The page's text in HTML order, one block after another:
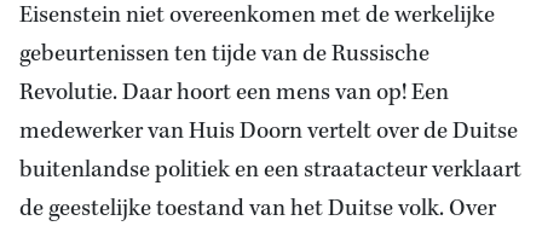
Eisenstein niet overeenkomen met de werkelijke
gebeurtenissen ten tijde van de Russische
Revolutie. Daar hoort een mens van op! Een
medewerker van Huis Doorn vertelt over de Duitse
buitenlandse politiek en een straatacteur verklaart
de geestelijke toestand van het Duitse volk. Over